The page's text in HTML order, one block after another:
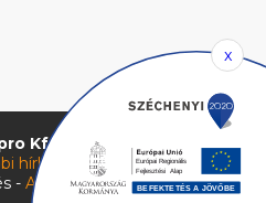
Kft.
Jogi nyilatkozat
hírleveleink
- AWEX Multimédia
x